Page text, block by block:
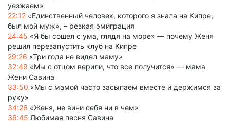
уезжаем»
22:12 «Единственный человек, которого я знала на Кипре,
был мой муж», – резкая эмиграция
24:45 «Я бы сошел с ума, глядя на море» — почему Женя
решил перезапустить клуб на Кипре
29:26 «Три года не видел маму»
32:49 «Мы с отцом верили, что все получится» — мама
Жени Савина
33:50 «Мы с мамой часто засыпаем вместе и держимся за
руку»
34:26 «Женя, не вини себя ни в чем»
36:45 Любимая песня Савина